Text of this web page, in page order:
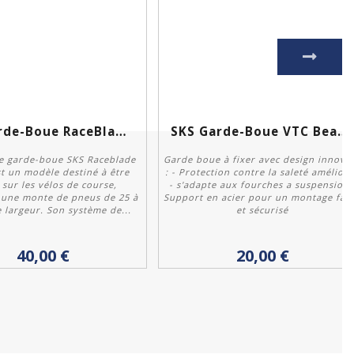
Acheter
SKS Garde-Boue RaceBlade...
garde-boue SKS Raceblade
un modèle destiné à être
les vélos de course,
monte de pneus de 25 à
largeur. Son système de...
40,00 €
Acheter
SKS Garde-Boue VTC Beavertail
Garde boue à fixer avec design
: - Protection contre la saleté
- s'adapte aux fourches a suspension
Support en acier pour un montage
et sécurisé
20,00 €